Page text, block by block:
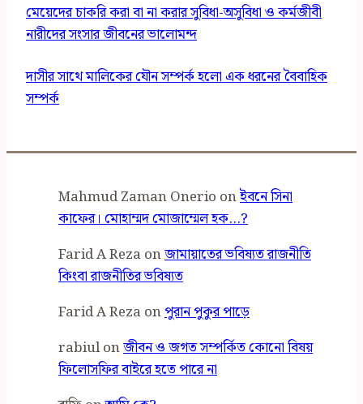
মেয়েদের চাকরি করা বা না করার সুবিধা-অসুবিধা ও কর্মজীবী
নারীদের সংসার জীবনের ভালোমন্দ
দাসীর সাথে মালিকের যৌন সম্পর্ক হলো এক ধরনের বৈবাহিক
সম্পর্ক
Mahmud Zaman Onerio onইবনে সিনা
কাফের। মোহাম্মদ মোজাম্মেল হক…?
Farid A Reza onজামায়াতের ভবিষ্যত রাজনীতি
কিংবা রাজনীতির ভবিষ্যত
Farid A Reza onপুরান পুকুর পাড়ে
rabiulonজীবন ও জগত সম্পর্কিত কোনো বিষয়
ফিলোসফির বাইরে হতে পারে না